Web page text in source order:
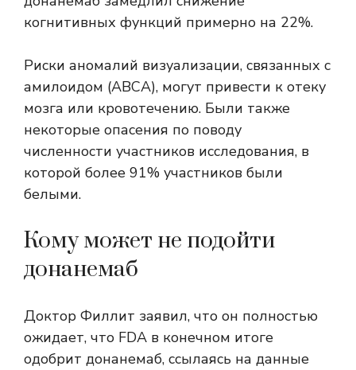
когнитивных функций примерно на 22%.
Риски аномалий визуализации, связанных с
амилоидом (АВСА), могут привести к отеку
мозга или кровотечению. Были также
некоторые опасения по поводу
численности участников исследования, в
которой более 91% участников были
белыми.
Кому может не подойти
донанемаб
Доктор Филлит заявил, что он полностью
ожидает, что FDA в конечном итоге
одобрит донанемаб, ссылаясь на данные